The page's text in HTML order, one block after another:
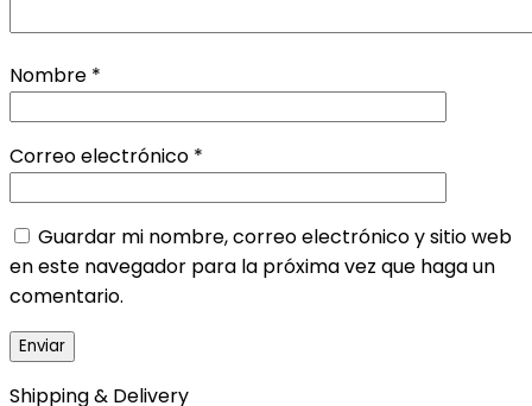
Nombre *
Correo electrónico *
Guardar mi nombre, correo electrónico y sitio web
en este navegador para la próxima vez que haga un
comentario.
Shipping & Delivery